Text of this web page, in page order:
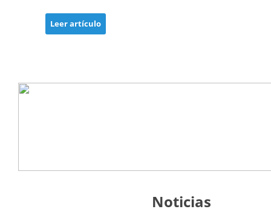
Leer artículo
Noticias